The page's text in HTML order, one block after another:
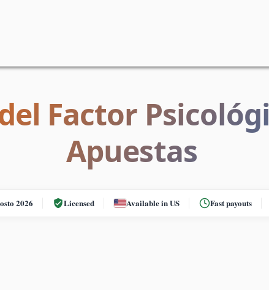
Factor
Apuestas
2026 Licensed Available in US Fast payouts